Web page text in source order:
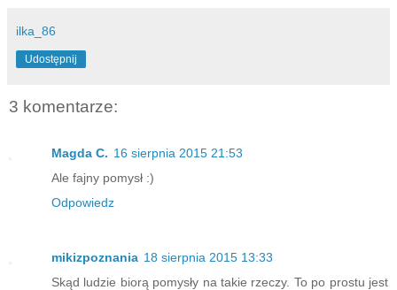
ilka_86
Udostępnij
3 komentarze:
Magda C. 16 sierpnia 2015 21:53
Ale fajny pomysł :)
Odpowiedz
mikizpoznania 18 sierpnia 2015 13:33
Skąd ludzie biorą pomysły na takie rzeczy. To po prostu jest